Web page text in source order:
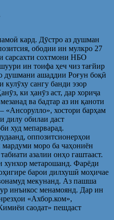
кард. Дӯстро аз душман
ободии ин мулкро 27
сарсахти сохтмони НБО
ин тоифа ҳеч чиз тағйир
душмани ашаддии Роғун боқӣ
сангу банди эзор
ки ҳанӯз аст, дар хориҷа
ва бадтар аз ин қаноти
«Ансорулло», хостори барҳам
дилу обилаи даст
худ мепарварад.
оппозитсионерҳои
мардуми моро ба чаҳониён
азалии онҳо гаштааст.
хунхор метарошанд. Фарёди
барои дилхушӣ моҳичае
мекунанд. Аз пашша
инъикос менамоянд. Дар ин
«Ахбор.ком»,
саодат» пешдаст